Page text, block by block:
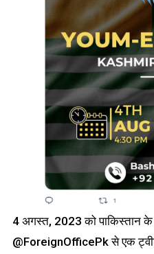
4 अगस्त, 2023 को पाकिस्तान के
@ForeignOfficePk से एक